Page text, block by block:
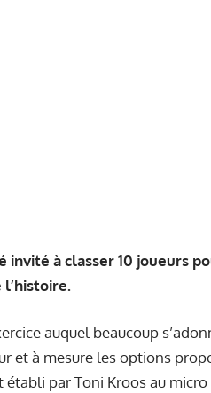
invité à classer 10 joueurs
l’histoire.
auquel beaucoup
et à mesure les options
établi par Toni Kroos au